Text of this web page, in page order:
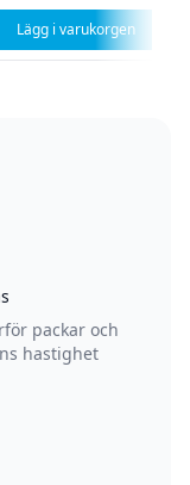
Lägg i varukorgen
, ASRock B860I -
packar och
hastighet